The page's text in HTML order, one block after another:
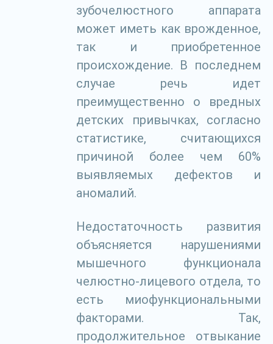
зубочелюстного аппарата
может иметь как врожденное,
так и приобретенное
происхождение. В последнем
случае речь идет
преимущественно о вредных
детских привычках, согласно
статистике, считающихся
причиной более чем 60%
выявляемых дефектов и
аномалий.
Недостаточность развития
объясняется нарушениями
мышечного функционала
челюстно-лицевого отдела, то
есть миофункциональными
факторами. Так,
продолжительное отвыкание